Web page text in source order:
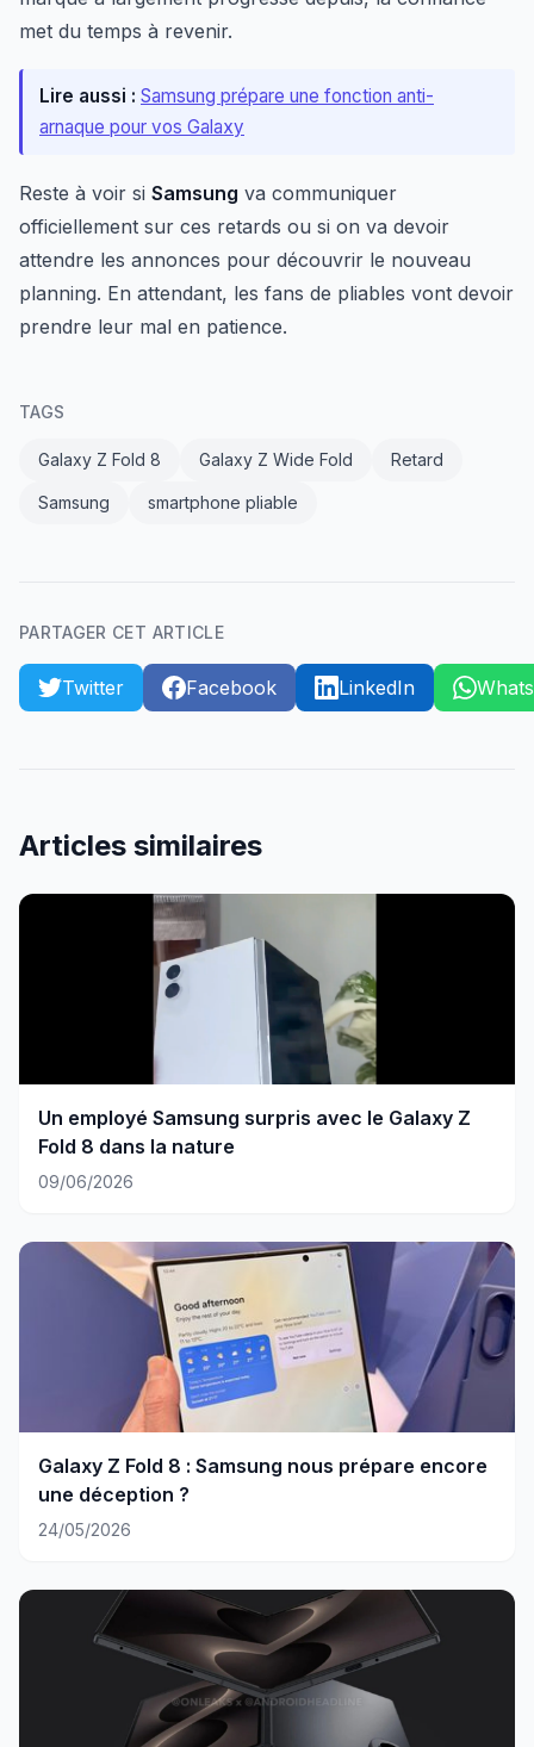
met du temps à revenir.
Lire aussi : Samsung prépare une fonction anti-
arnaque pour vos Galaxy
Reste à voir si Samsung va communiquer
officiellement sur ces retards ou si on va devoir
attendre les annonces pour découvrir le nouveau
planning. En attendant, les fans de pliables vont devoir
prendre leur mal en patience.
TAGS
Galaxy Z Fold 8 Galaxy Z Wide Fold Retard
Samsung smartphone pliable
PARTAGER CET ARTICLE
Twitter Facebook LinkedIn
Articles similaires
Un employé Samsung surpris avec le Galaxy Z
Fold 8 dans la nature
09/06/2026
Galaxy Z Fold 8 : Samsung nous prépare encore
une déception ?
24/05/2026